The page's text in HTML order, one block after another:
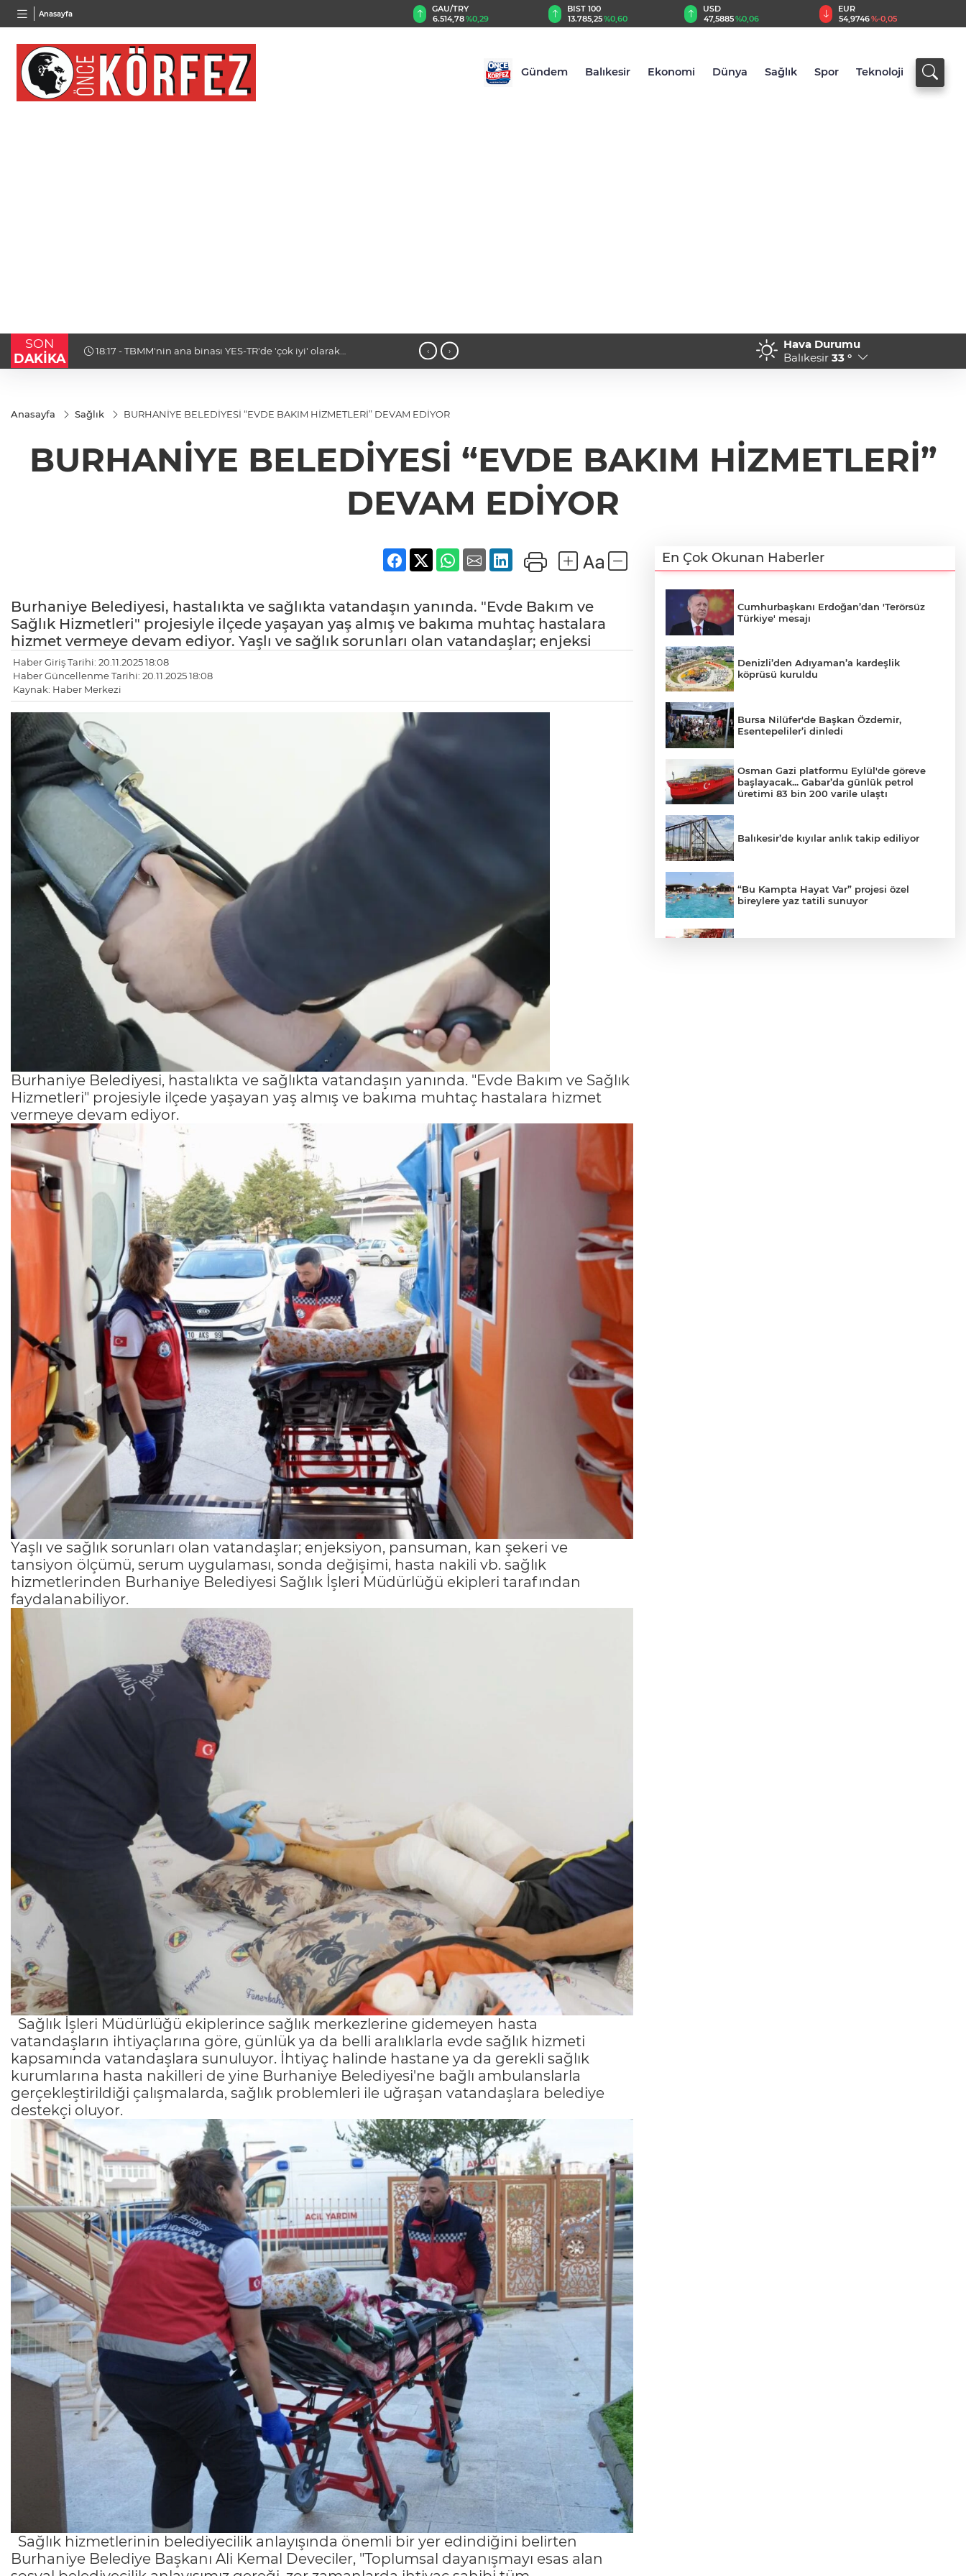
Anasayfa
BGN
28,0626%0,37
BIST 100
13.785,25%0,60
USD
47,5885%0,06
EUR
54,9746 %-0,05
GBP
64,1812%0,15
Gündem Balıkesir Ekonomi Dünya Sağlık Spor Teknoloji
SON
DAKİKA
18:04 - Bakan Göktaş: Terörsüz Türkiye tarihi bir adımdır 18:04 - Yapay zekada onlarca uygulamanın yerini tek asistan alabilir 18:04 - Yağış sonrası
‹ ›
Hava Durumu
Balıkesir 33 °
Anasayfa Sağlık BURHANİYE BELEDİYESİ “EVDE BAKIM HİZMETLERİ” DEVAM EDİYOR
BURHANİYE BELEDİYESİ “EVDE BAKIM HİZMETLERİ”
DEVAM EDİYOR
Burhaniye Belediyesi, hastalıkta ve sağlıkta vatandaşın yanında. "Evde Bakım ve
Sağlık Hizmetleri" projesiyle ilçede yaşayan yaş almış ve bakıma muhtaç hastalara
hizmet vermeye devam ediyor. Yaşlı ve sağlık sorunları olan vatandaşlar; enjeksi
Haber Giriş Tarihi: 20.11.2025 18:08
Haber Güncellenme Tarihi: 20.11.2025 18:08
Kaynak: Haber Merkezi
Burhaniye Belediyesi, hastalıkta ve sağlıkta vatandaşın yanında. "Evde Bakım ve Sağlık
Hizmetleri" projesiyle ilçede yaşayan yaş almış ve bakıma muhtaç hastalara hizmet
vermeye devam ediyor.
Yaşlı ve sağlık sorunları olan vatandaşlar; enjeksiyon, pansuman, kan şekeri ve
tansiyon ölçümü, serum uygulaması, sonda değişimi, hasta nakili vb. sağlık
hizmetlerinden Burhaniye Belediyesi Sağlık İşleri Müdürlüğü ekipleri tarafından
faydalanabiliyor.
Sağlık İşleri Müdürlüğü ekiplerince sağlık merkezlerine gidemeyen hasta
vatandaşların ihtiyaçlarına göre, günlük ya da belli aralıklarla evde sağlık hizmeti
kapsamında vatandaşlara sunuluyor. İhtiyaç halinde hastane ya da gerekli sağlık
kurumlarına hasta nakilleri de yine Burhaniye Belediyesi'ne bağlı ambulanslarla
gerçekleştirildiği çalışmalarda, sağlık problemleri ile uğraşan vatandaşlara belediye
destekçi oluyor.
Sağlık hizmetlerinin belediyecilik anlayışında önemli bir yer edindiğini belirten
Burhaniye Belediye Başkanı Ali Kemal Deveciler, "Toplumsal dayanışmayı esas alan
En Çok Okunan Haberler
Cumhurbaşkanı Erdoğan’dan 'Terörsüz
Türkiye' mesajı
Denizli’den Adıyaman’a kardeşlik
köprüsü kuruldu
Bursa Nilüfer'de Başkan Özdemir,
Esentepeliler’i dinledi
Osman Gazi platformu Eylül'de göreve
başlayacak... Gabar’da günlük petrol
üretimi 83 bin 200 varile ulaştı
Balıkesir’de kıyılar anlık takip ediliyor
“Bu Kampta Hayat Var” projesi özel
bireylere yaz tatili sunuyor